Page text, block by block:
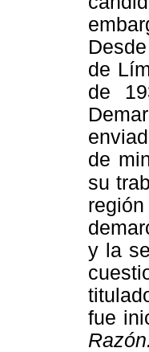
de
de
de
su
y la
fue
Razón.